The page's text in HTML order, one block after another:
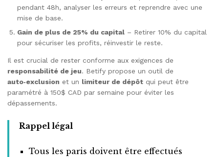
pendant 48h, analyser les erreurs et reprendre avec une
mise de base.
Gain de plus de 25% du capital – Retirer 10% du capital
pour sécuriser les profits, réinvestir le reste.
Il est crucial de rester conforme aux exigences de
responsabilité de jeu. Betify propose un outil de
auto‑exclusion et un limiteur de dépôt qui peut être
paramétré à 150$ CAD par semaine pour éviter les
dépassements.
Rappel légal
Tous les paris doivent être effectués